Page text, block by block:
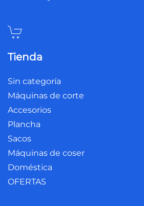
Tienda
Sin categoría
Máquinas de corte
Accesorios
Plancha
Sacos
Máquinas de coser
Doméstica
OFERTAS